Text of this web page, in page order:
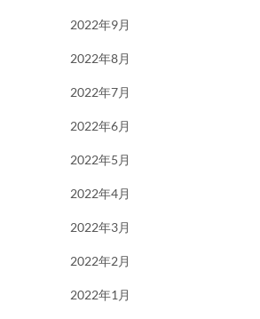
2022年9月
2022年8月
2022年7月
2022年6月
2022年5月
2022年4月
2022年3月
2022年2月
2022年1月